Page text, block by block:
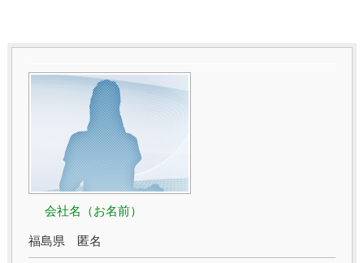
会社名（お名前）
福島県 匿名